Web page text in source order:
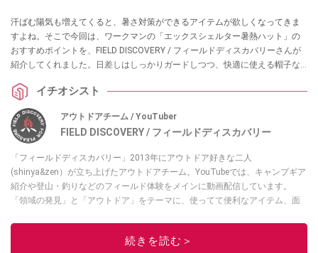
汗ばむ陽気も増えてくると、暑さ対策ができるアイテムが欲しくなってきま
すよね。そこで今回は、ワークマンの「エックスシェルター暑熱ハット」の
おすすめポイントを、FIELD DISCOVERY / フィールドディスカバリーさんが
紹介してくれました。日差しはしっかりガードしつつ、快適に使える帽子な
イチオシスト
アウトドアチーム / YouTuber
FIELD DISCOVERY / フィールドディスカバリー
「フィールドディスカバリー」2013年にアウトドア好きな二人
(shinya&zen）が立ち上げたアウトドアチーム。YouTubeでは、キャンプギア
紹介や登山・釣りなどのフィールド体験をメインに動画配信しています。
「領域の発見」と「アウトドア」をテーマに、使ってて便利なアイテム、面
・YouTubeチャンネルは
続きを読む＞